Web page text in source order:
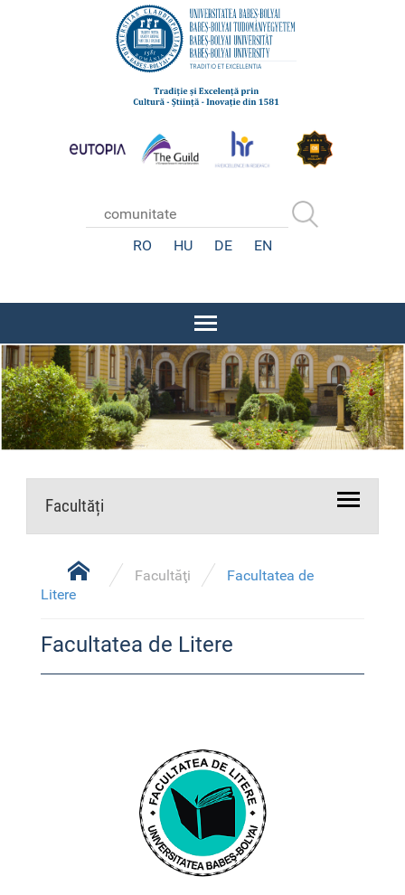
RO HU DE EN
Facultăți
Facultăţi
Facultatea de
Litere
Facultatea de Litere